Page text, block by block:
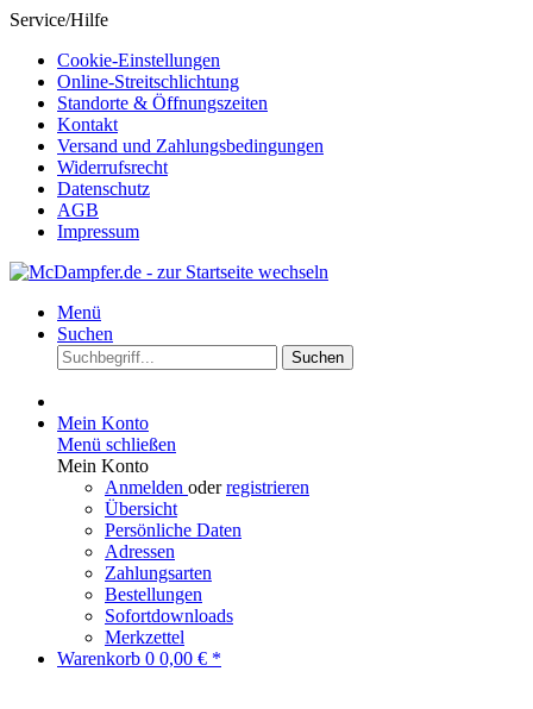
Service/Hilfe
Cookie-Einstellungen
Online-Streitschlichtung
Standorte & Öffnungszeiten
Kontakt
Versand und Zahlungsbedingungen
Widerrufsrecht
Datenschutz
AGB
Impressum
Menü
Suchen
Suchen
Mein Konto
Menü schließen
Mein Konto
Anmelden oderregistrieren
Übersicht
Persönliche Daten
Adressen
Zahlungsarten
Bestellungen
Sofortdownloads
Merkzettel
Warenkorb 0 0,00 € *